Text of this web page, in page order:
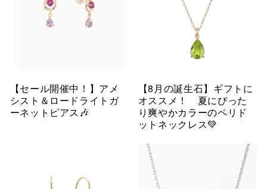
【セール開催中！】アメ
シスト＆ロードライトガ
ーネットピアス🎶
【8月の誕生石】ギフトに
オススメ！ 夏にぴった
り爽やかカラーのペリド
ットネックレス💚